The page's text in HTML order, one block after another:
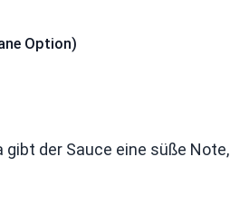
Option)
der Sauce eine süße Note,